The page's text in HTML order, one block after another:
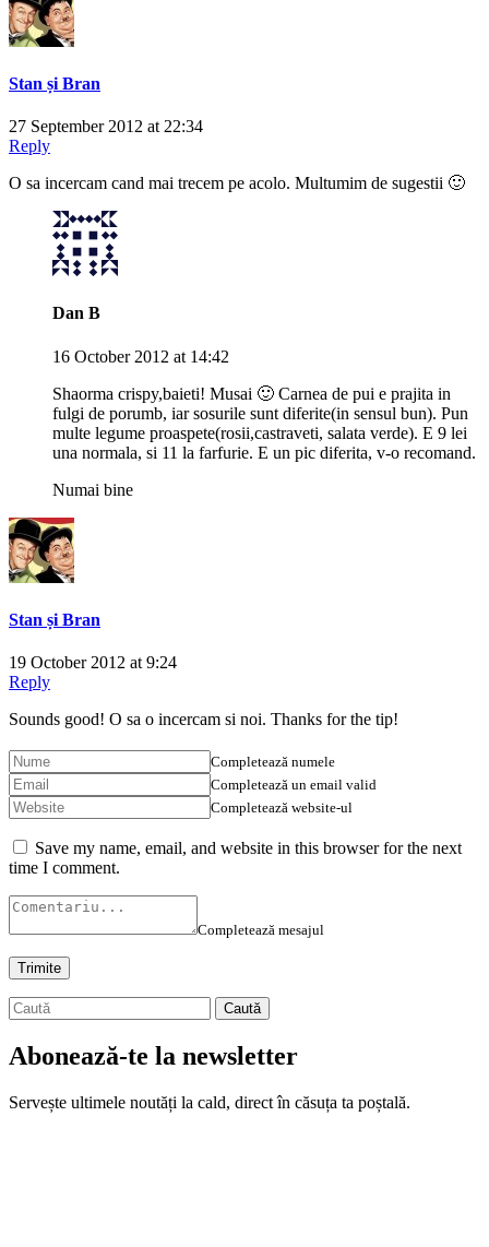
Stan și Bran
27 September 2012 at 22:34
Reply
O sa incercam cand mai trecem pe acolo. Multumim de sugestii 🙂
Dan B
16 October 2012 at 14:42
Shaorma crispy,baieti! Musai 🙂 Carnea de pui e prajita in
fulgi de porumb, iar sosurile sunt diferite(in sensul bun). Pun
multe legume proaspete(rosii,castraveti, salata verde). E 9 lei
una normala, si 11 la farfurie. E un pic diferita, v-o recomand.
Numai bine
Stan și Bran
19 October 2012 at 9:24
Reply
Sounds good! O sa o incercam si noi. Thanks for the tip!
Completează numele
Completează un email valid
Completează website-ul
Save my name, email, and website in this browser for the next
time I comment.
Completează mesajul
Abonează-te la newsletter
Servește ultimele noutăți la cald, direct în căsuța ta poștală.